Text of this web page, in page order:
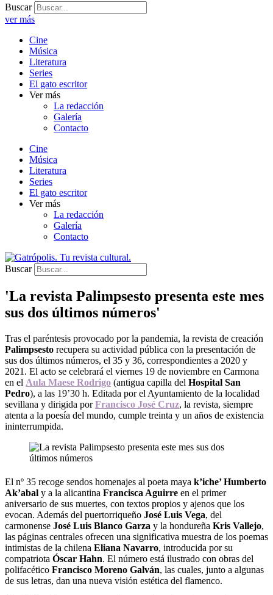
Buscar
ver más
Cine
Música
Literatura
Series
El gato escritor
Ver más
La redacción
Galería
Contacto
Cine
Música
Literatura
Series
El gato escritor
Ver más
La redacción
Galería
Contacto
Buscar
'La revista Palimpsesto presenta este mes
sus dos últimos números'
Tras el paréntesis provocado por la pandemia, la revista de creación
Palimpsesto recupera su actividad pública con la presentación de
sus dos últimos números, el 35 y 36, correspondientes a 2020 y
2021. El acto se celebrará el viernes 19 de noviembre en Carmona
en el Aula Maese Rodrigo (antigua capilla del Hospital San
Pedro), a las 19’30 h. Editada por el Ayuntamiento de la localidad
sevillana y dirigida porFrancisco José Cruz, la revista, siempre
atenta a la poesía del mundo, cumple treinta y un años de existencia
ininterrumpida.
El nº 35 recoge sendos homenajes al poeta maya k’iche’ Humberto
Ak’abal y a la alicantina Francisca Aguirre en el primer
aniversario de sus muertes, con textos propios y ajenos que los
evocan. Además del puertorriqueño José Luis Vega, del
carmonense José Luis Blanco Garza y la hondureña Kris Vallejo,
las páginas centrales ofrecen una significativa muestra de los poemas
intimistas de la chilena Eliana Navarro, introducida por su
compatriota Óscar Hahn. El número está ilustrado con obras del
polifacético Francisco Moreno Galván, las cuales, junto a algunas
de sus letras, dan una nueva visión estética del flamenco.